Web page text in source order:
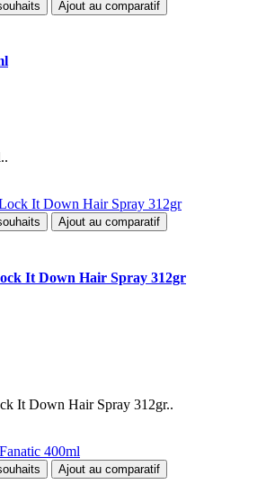
Ajout au comparatif
Ajout au comparatif
It Down Hair Spray 312gr
It Down Hair Spray 312gr..
Ajout au comparatif